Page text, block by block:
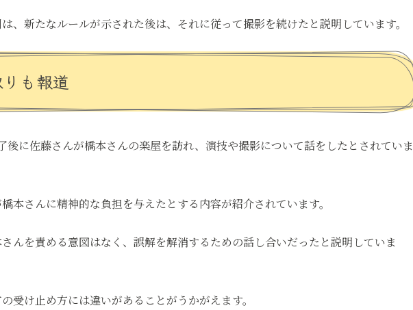
、新たなルールが示された後は、それに従って撮影を続けたと説明しています。
も報道
後に佐藤さんが橋本さんの楽屋を訪れ、演技や撮影について話をしたとされていま
本さんに精神的な負担を与えたとする内容が紹介されています。
んを責める意図はなく、誤解を解消するための話し合いだったと説明していま
受け止め方には違いがあることがうかがえます。